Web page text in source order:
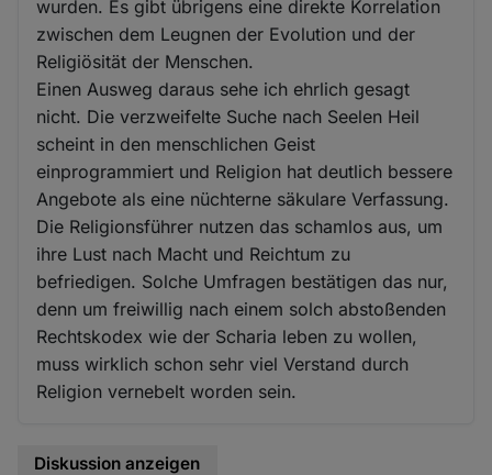
wurden. Es gibt übrigens eine direkte Korrelation
zwischen dem Leugnen der Evolution und der
Religiösität der Menschen.
Einen Ausweg daraus sehe ich ehrlich gesagt
nicht. Die verzweifelte Suche nach Seelen Heil
scheint in den menschlichen Geist
einprogrammiert und Religion hat deutlich bessere
Angebote als eine nüchterne säkulare Verfassung.
Die Religionsführer nutzen das schamlos aus, um
ihre Lust nach Macht und Reichtum zu
befriedigen. Solche Umfragen bestätigen das nur,
denn um freiwillig nach einem solch abstoßenden
Rechtskodex wie der Scharia leben zu wollen,
muss wirklich schon sehr viel Verstand durch
Religion vernebelt worden sein.
Diskussion anzeigen